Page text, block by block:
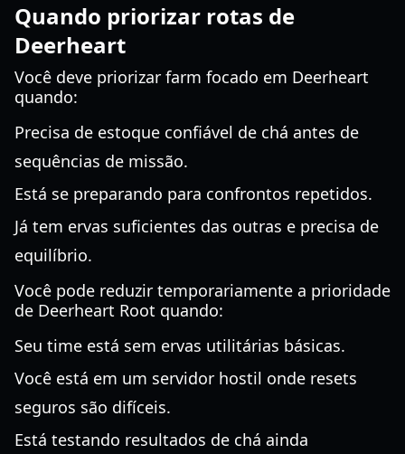
Quando priorizar rotas de
Deerheart
Você deve priorizar farm focado em Deerheart
quando:
Precisa de estoque confiável de chá antes de
sequências de missão.
Está se preparando para confrontos repetidos.
Já tem ervas suficientes das outras e precisa de
equilíbrio.
Você pode reduzir temporariamente a prioridade
de Deerheart Root quando:
Seu time está sem ervas utilitárias básicas.
Você está em um servidor hostil onde resets
seguros são difíceis.
Está testando resultados de chá ainda